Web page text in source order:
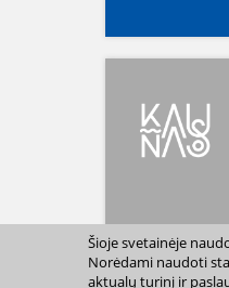
Šioje svetainėje
Norėdami naudoti
aktualų turinį ir